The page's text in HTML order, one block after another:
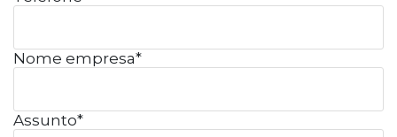
Nome empresa*
Assunto*